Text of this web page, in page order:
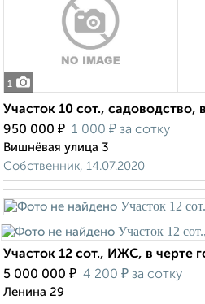
1
Участок 10 сот., садоводство,
950 000 ₽ 1 000 ₽ за сотку
Вишнёвая улица 3
Собственник, 14.07.2020
Участок 12 сот., ИЖС, в черте
5 000 000 ₽ 4 200 ₽ за сотку
Ленина 29